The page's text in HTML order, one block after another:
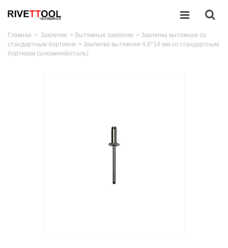
Главная > Заклепки > Вытяжные заклёпки > Заклепка вытяжная со
стандартным бортиком > Заклепка вытяжная 4,8*14 мм со стандартным
бортиком (алюминий/сталь)